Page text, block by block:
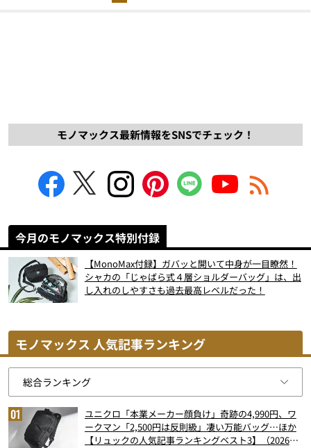
モノマックス最新情報をSNSでチェック！
今月のモノマックス特別付録
【MonoMax付録】ガバッと開いて中身が一目瞭然！
シャカの「じゃばら式４層ショルダーバッグ」は、出
し入れのしやすさも過去最高レベルだった！
モノマックス 人気記事ランキング
ユニクロ「本業メーカー顔負け」奇跡の4,990円、ワ
ークマン「2,500円は反則級」凄い万能バッグ…ほか
【リュックの人気記事ランキングベスト3】（2026年